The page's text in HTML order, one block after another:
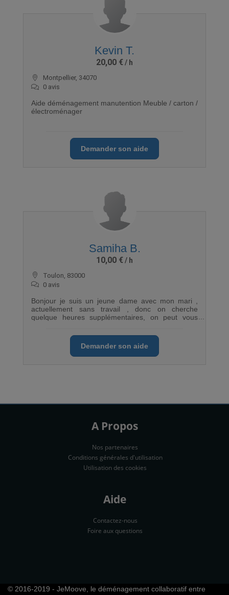
Kevin T.
20,00 €
Montpellier, 34070
0 avis
Aide déménagement manutention Meuble / carton /
électroménager
Demander son aide
Samiha B.
10,00 €
Toulon, 83000
0 avis
Bonjour je suis un jeune dame avec mon mari ,
actuellement sans travail , donc on cherche
quelque heures supplémentaires, on peut vous
letar de lieux , en tout quoi
Demander son aide
A Propos
Nos partenaires
Conditions générales d'utilisation
Utilisation des cookies
Aide
Contactez-nous
Foire aux questions
© 2016-2019 - JeMoove, le déménagement collaboratif entre